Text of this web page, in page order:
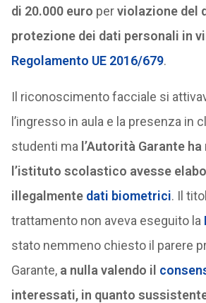
di 20.000 euro perviolazione del
protezione dei dati personali in
Regolamento UE 2016/679.
Il riconoscimento facciale si
l’ingresso in aula e la presenza in
studenti ma l’Autorità Garante
l’istituto scolastico avesse
illegalmentedati biometrici. Il
trattamento non aveva eseguito la
stato nemmeno chiesto il parere
Garante, a nulla valendo il
interessati, in quanto